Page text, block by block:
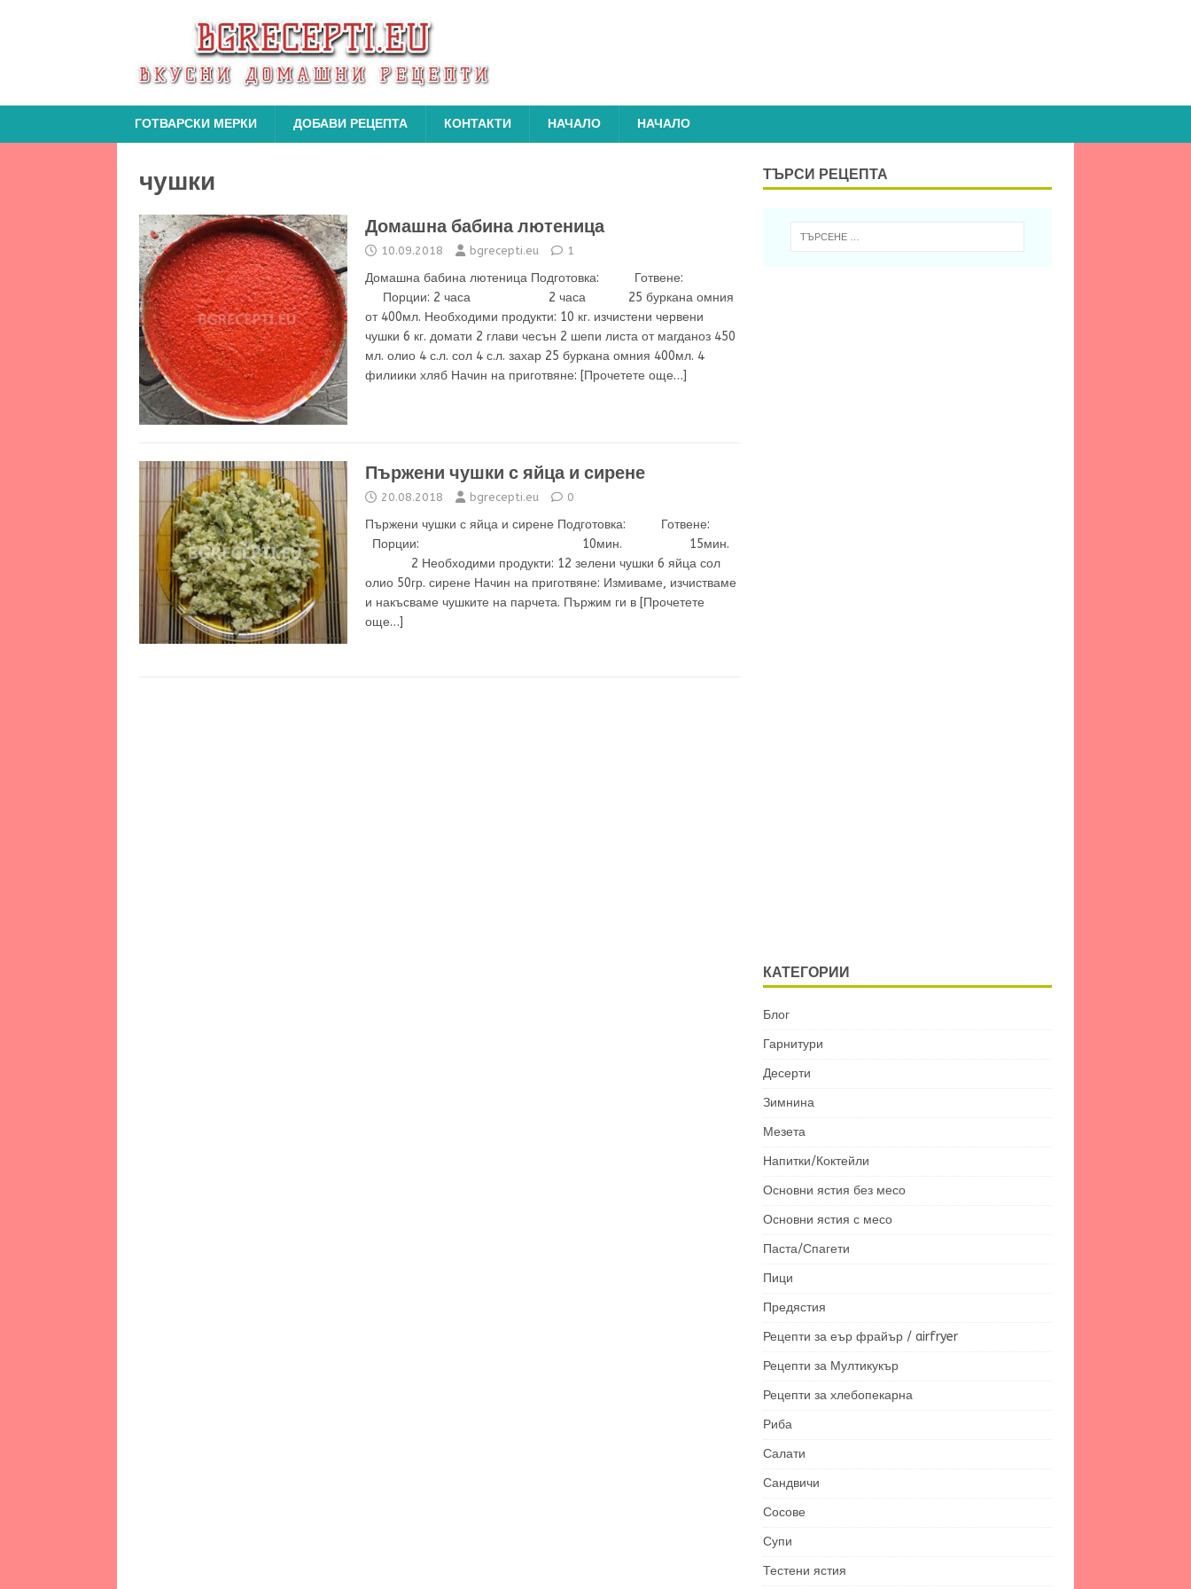
ГОТВАРСКИ МЕРКИ ДОБАВИ РЕЦЕПТА КОНТАКТИ НАЧАЛО НАЧАЛО
чушки
Домашна бабина лютеница
10.09.2018 bgrecepti.eu 1
Домашна бабина лютеница Подготовка: Готвене:
Порции: 2 часа 2 часа 25 буркана омния
от 400мл. Необходими продукти: 10 кг. изчистени червени
чушки 6 кг. домати 2 глави чесън 2 шепи листа от магданоз 450
мл. олио 4 с.л. сол 4 с.л. захар 25 буркана омния 400мл. 4
филиики хляб Начин на приготвяне: [Прочетете още…]
Пържени чушки с яйца и сирене
20.08.2018 bgrecepti.eu 0
Пържени чушки с яйца и сирене Подготовка: Готвене:
Порции: 10мин. 15мин.
2 Необходими продукти: 12 зелени чушки 6 яйца сол
олио 50гр. сирене Начин на приготвяне: Измиваме, изчистваме
и накъсваме чушките на парчета. Пържим ги в [Прочетете
още…]
ТЪРСИ РЕЦЕПТА
КАТЕГОРИИ
Блог
Гарнитури
Десерти
Зимнина
Мезета
Напитки/Коктейли
Основни ястия без месо
Основни ястия с месо
Паста/Спагети
Пици
Предястия
Рецепти за еър фрайър / airfryer
Рецепти за Мултикукър
Рецепти за хлебопекарна
Риба
Салати
Сандвичи
Сосове
Супи
Тестени ястия